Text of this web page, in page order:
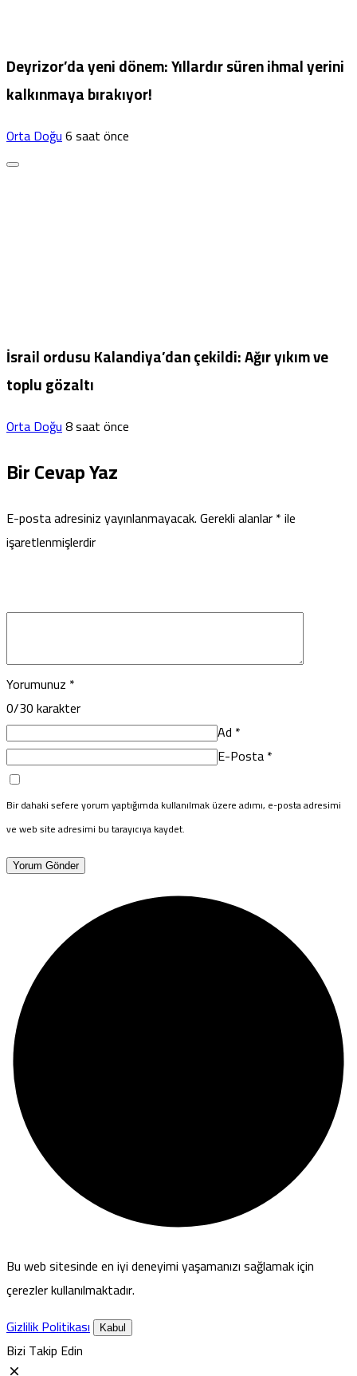
Deyrizor’da yeni dönem: Yıllardır süren ihmal yerini
kalkınmaya bırakıyor!
Orta Doğu6 saat önce
İsrail ordusu Kalandiya’dan çekildi: Ağır yıkım ve
toplu gözaltı
Orta Doğu8 saat önce
Bir Cevap Yaz
E-posta adresiniz yayınlanmayacak.Gerekli alanlar*ile
işaretlenmişlerdir
Yorumunuz *
0/30 karakter
Ad *
E-Posta*
Bir dahaki sefere yorum yaptığımda kullanılmak üzere adımı, e-posta adresimi
ve web site adresimi bu tarayıcıya kaydet.
Yorum Gönder
Bu web sitesinde en iyi deneyimi yaşamanızı sağlamak için
çerezler kullanılmaktadır.
Gizlilik Politikası
Kabul
Bizi Takip Edin